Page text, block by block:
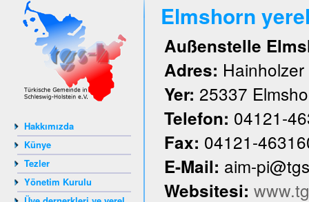
Hakkımızda
Künye
Tezler
Yönetim Kurulu
Elmshorn
Außenstelle
Adres:
Yer: 25337
Telefon: 04121-
Fax: 04121-
E-Mail: aim-
Websitesi: